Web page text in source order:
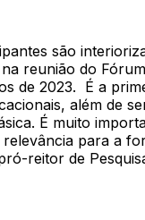
são
reunião do
de 2023. É a
além de
É muito
para a
reitor de